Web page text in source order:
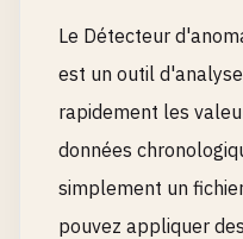
Le Détecteur
est un outil
rapidement les
données
simplement un
pouvez appliquer